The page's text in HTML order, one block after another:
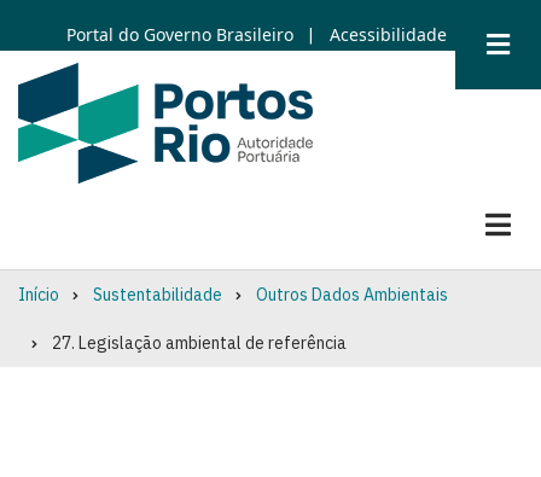
to
main
content
Portal do Governo Brasileiro | Acessibilidade
Breadcrumb
Início Sustentabilidade Outros Dados Ambientais
27. Legislação ambiental de referência